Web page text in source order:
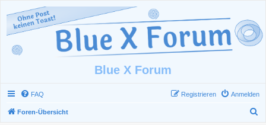
Blue X Forum
FAQ Anmelden
Registrieren
Foren-Übersicht